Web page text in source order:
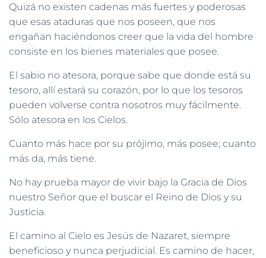
Quizá no existen cadenas más fuertes y poderosas
que esas ataduras que nos poseen, que nos
engañan haciéndonos creer que la vida del hombre
consiste en los bienes materiales que posee.
El sabio no atesora, porque sabe que donde está su
tesoro, allí estará su corazón, por lo que los tesoros
pueden volverse contra nosotros muy fácilmente.
Sólo atesora en los Cielos.
Cuanto más hace por su prójimo, más posee; cuanto
más da, más tiene.
No hay prueba mayor de vivir bajo la Gracia de Dios
nuestro Señor que el buscar el Reino de Dios y su
Justicia.
El camino al Cielo es Jesús de Nazaret, siempre
beneficioso y nunca perjudicial. Es camino de hacer,